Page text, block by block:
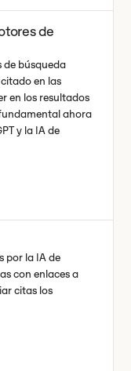
de
de búsqueda
en las
en los resultados
ahora
y la IA de
por la IA de
con enlaces a
citas los